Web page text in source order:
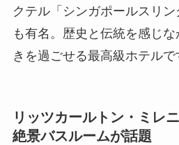
クテル「シンガポールスリ
も有名。歴史と伝統を感じ
きを過ごせる最高級ホテルで
リッツカールトン・ミレ
絶景バスルームが話題